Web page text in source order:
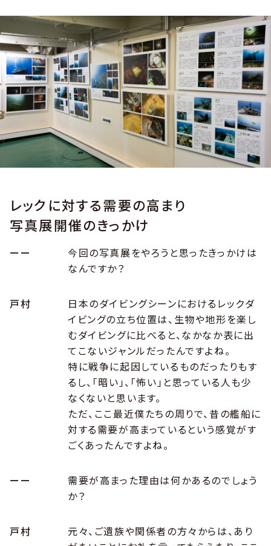
レックに対する需要の高まり
写真展開催のきっかけ
ーー
今回の写真展をやろうと思ったきっかけは
なんですか？
戸村
日本のダイビングシーンにおけるレックダ
イビングの立ち位置は、生物や地形を楽し
むダイビングに比べると、なかなか表に出
てこないジャンルだったんですよね。
特に戦争に起因しているものだったりもす
るし、「暗い」、「怖い」と思っている人も少
なくないと思います。
ただ、ここ最近僕たちの周りで、昔の艦船に
対する需要が高まっているという感覚がす
ごくあったんですよね。
ーー
需要が高まった理由は何かあるのでしょう
か？
戸村
元々、ご遺族や関係者の方々からは、あり